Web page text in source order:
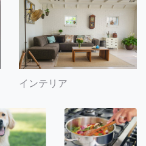
インテリア